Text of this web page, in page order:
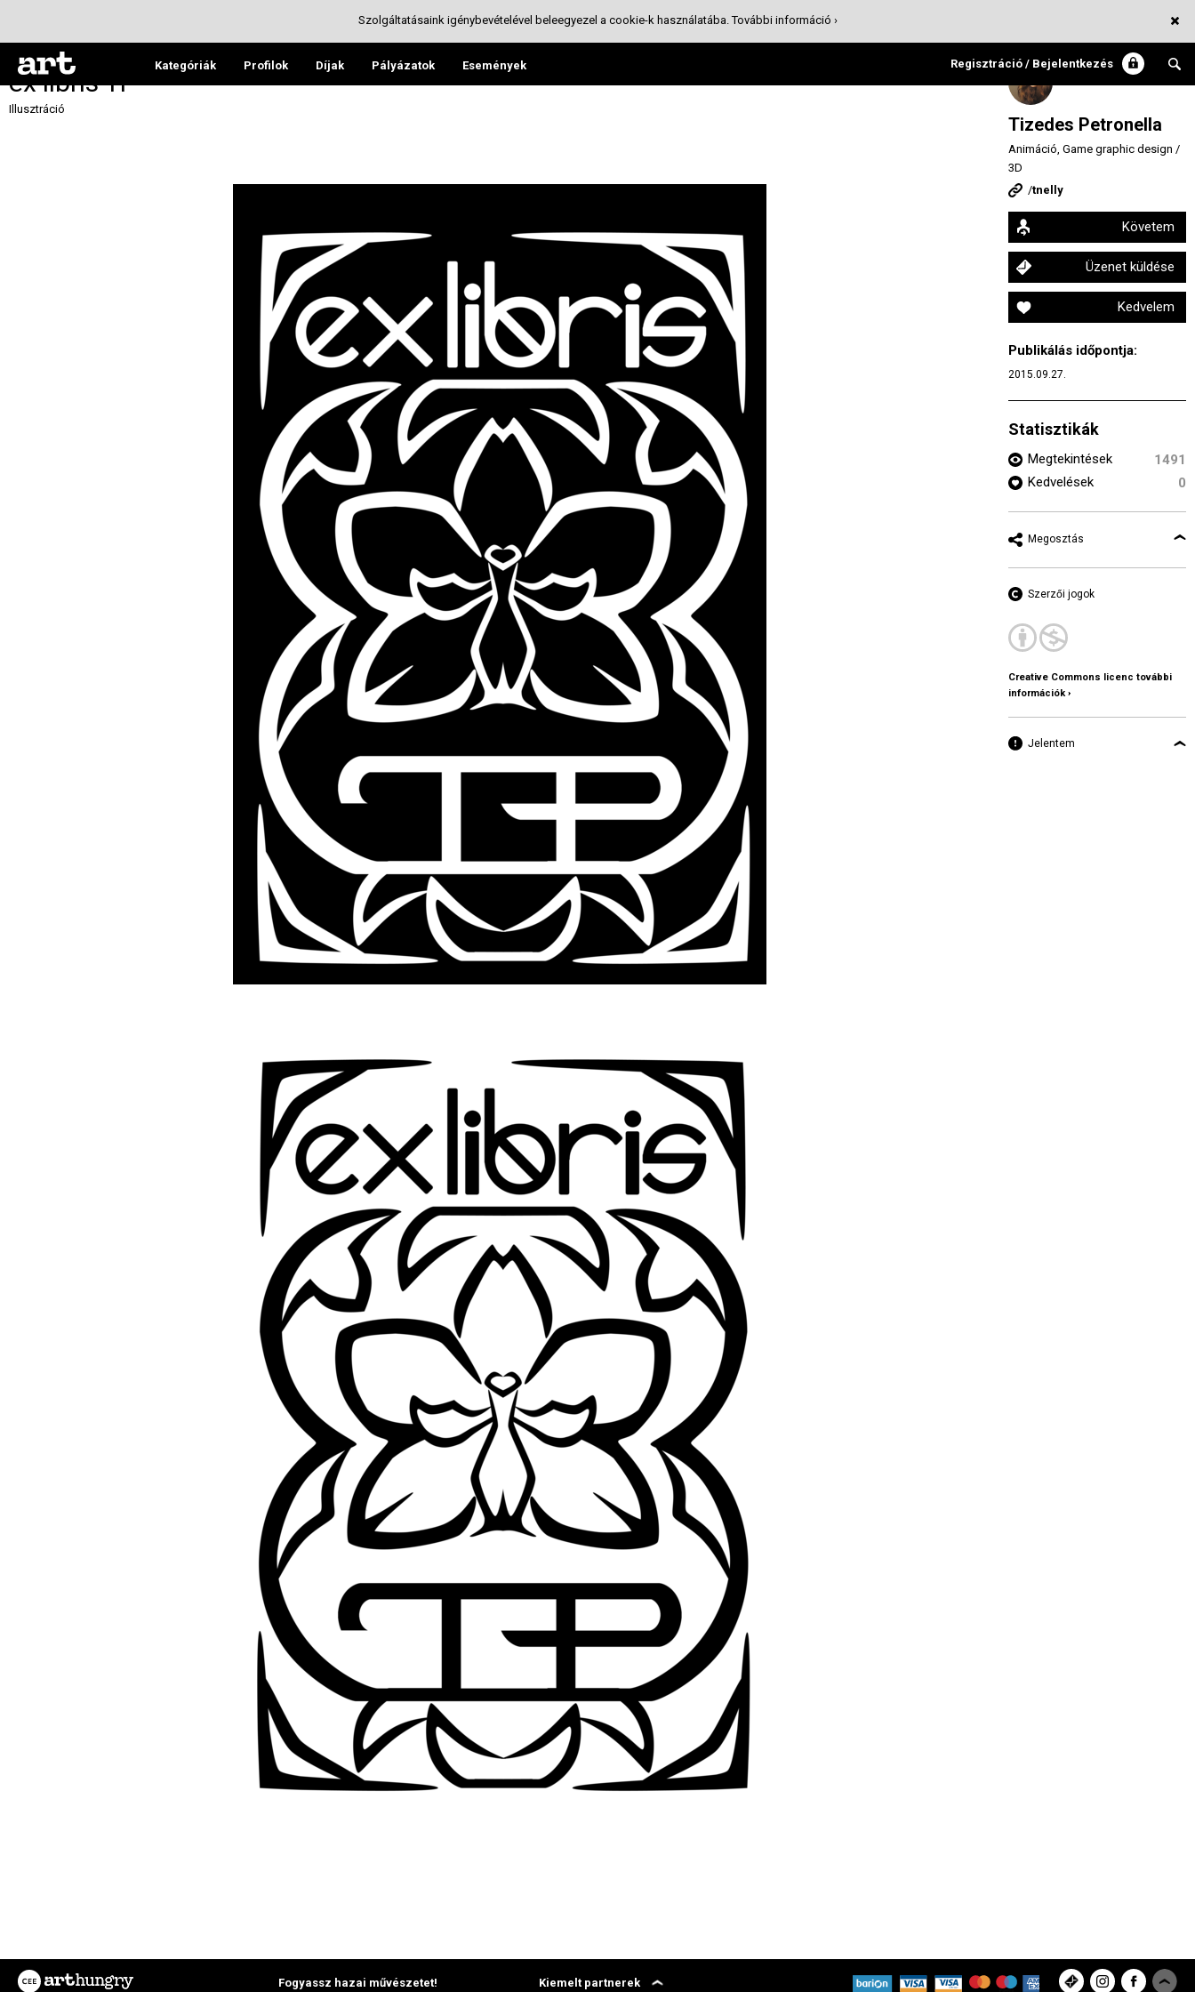
Kategóriák Profilok Díjak Pályázatok Események Regisztráció / Bejelentkezés
ex libris TP
Illusztráció
Tizedes Petronella
Animáció, Game graphic design /
3D
/tnelly
Követem
Üzenet küldése
Kedvelem
Publikálás időpontja:
2015.09.27.
Statisztikák
Megtekintések
1491
Kedvelések
0
Megosztás
Szerzői jogok
Creative Commons licenc további
információk ›
Jelentem
Szolgáltatásaink igénybevételével beleegyezel a cookie-k használatába.További információ ›
Fogyassz hazai művészetet! Kiemelt partnerek